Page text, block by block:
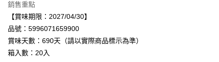
全盈+PAY
AFTEE先享後付
相關說明
【關於「AFTEE先享後付」】
銷售重點
【賞味期限：2027/04/30】
品號：5996071659900
賞味天數：690天（請以實際商品標示為準）
箱入數：20入